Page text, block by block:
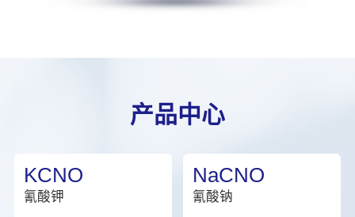
产品中心
KCNO
氰酸钾
NaCNO
氰酸钠